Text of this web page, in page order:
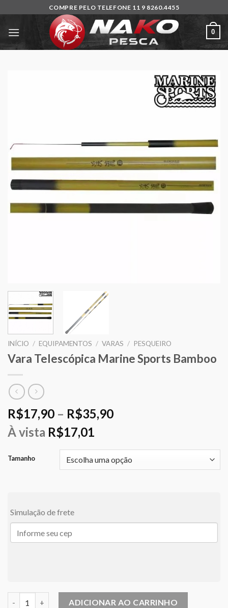
content
COMPRE PELO TELEFONE 11 9 8260.4455
0
INÍCIO / EQUIPAMENTOS / VARAS / PESQUEIRO
Vara Telescópica Marine Sports Bamboo
R$17,90 – R$35,90Price
through
R$35,90
À vista R$17,01
Tamanho
Simulação de frete
Vara Telescópica Marine Sports Bamboo quantidade
ADICIONAR AO CARRINHO